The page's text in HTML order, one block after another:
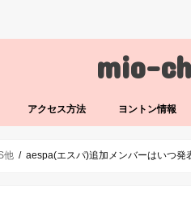
mio-
アクセス方法 ヨントン情報
他 aespa(エスパ)追加メンバーはいつ発